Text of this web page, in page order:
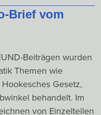
Brief vom
Beiträgen wurden
Themen wie
Gesetz,
behandelt. Im
von Einzelteilen